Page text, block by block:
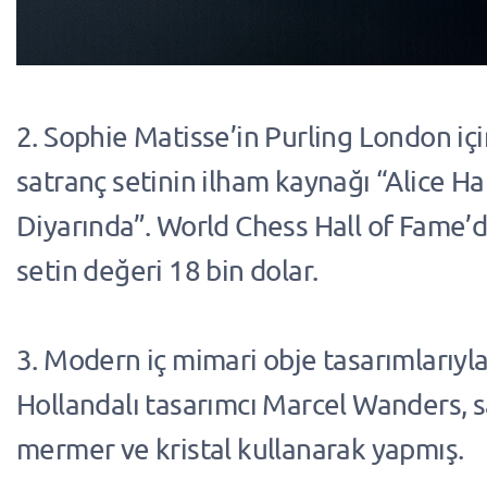
2. Sophie Matisse’in Purling London
satranç setinin ilham kaynağı “Alice
Diyarında”. World Chess Hall of
setin değeri 18 bin dolar.
3. Modern iç mimari obje tasarımlarıyla
Hollandalı tasarımcı Marcel Wanders,
mermer ve kristal kullanarak yapmış.